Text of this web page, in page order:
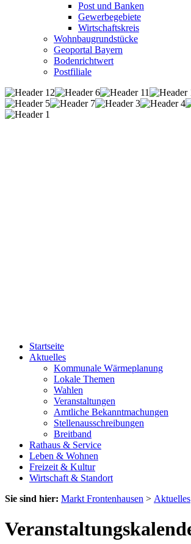
Post und Banken
Gewerbegebiete
Wirtschaftskreis
Wohnbaugrundstücke
Geoportal Bayern
Bodenrichtwert
Postfiliale
Startseite
Aktuelles
Kommunale Wärmeplanung
Lokale Themen
Wahlen
Veranstaltungen
Amtliche Bekanntmachungen
Stellenausschreibungen
Breitband
Rathaus & Service
Leben & Wohnen
Freizeit & Kultur
Wirtschaft & Standort
Sie sind hier: Markt Frontenhausen > Aktuelles